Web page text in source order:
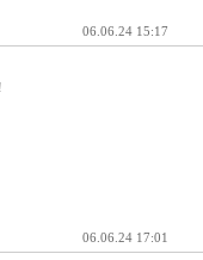
06.06.24 15:17
06.06.24 17:01